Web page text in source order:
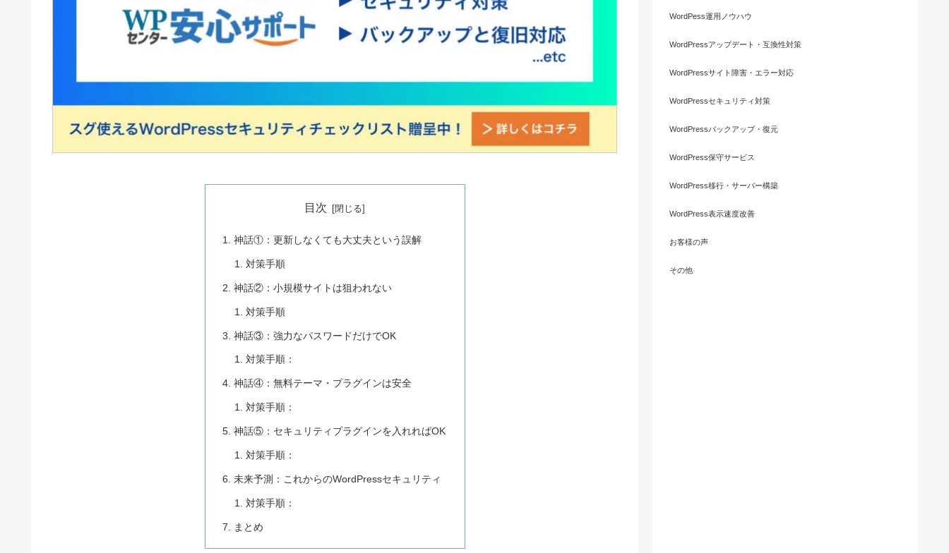
目次
神話①：更新しなくても大丈夫という誤解
対策手順
神話②：小規模サイトは狙われない
対策手順
神話③：強力なパスワードだけでOK
対策手順：
神話④：無料テーマ・プラグインは安全
対策手順：
神話⑤：セキュリティプラグインを入れればOK
対策手順：
未来予測：これからのWordPressセキュリティ
対策手順：
まとめ
WordPess運用ノウハウ
WordPressアップデート・互換性対策
WordPressサイト障害・エラー対応
WordPressセキュリティ対策
WordPressバックアップ・復元
WordPress保守サービス
WordPress移行・サーバー構築
WordPress表示速度改善
お客様の声
その他